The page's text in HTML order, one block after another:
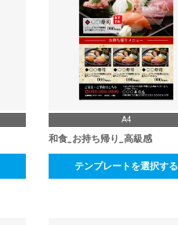
A4
和食_お持ち帰り_高級感
テンプレートを選択する